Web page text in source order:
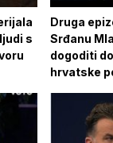
s
Druga
Srđanu
dogoditi
hrvatske